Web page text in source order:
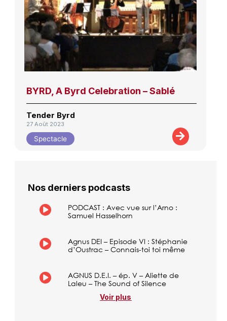
BYRD, A Byrd Celebration – Sablé
Tender Byrd
27 Août 2023
Spectacle
Nos derniers podcasts
PODCAST : Avec vue sur l’Arno :
Samuel Hasselhorn
Agnus DEI – Episode VI : Stéphanie
d’Oustrac – Connais-toi toi même
AGNUS D.E.I. – ép. V – Aliette de
Laleu – The Sound of Silence
Voir plus